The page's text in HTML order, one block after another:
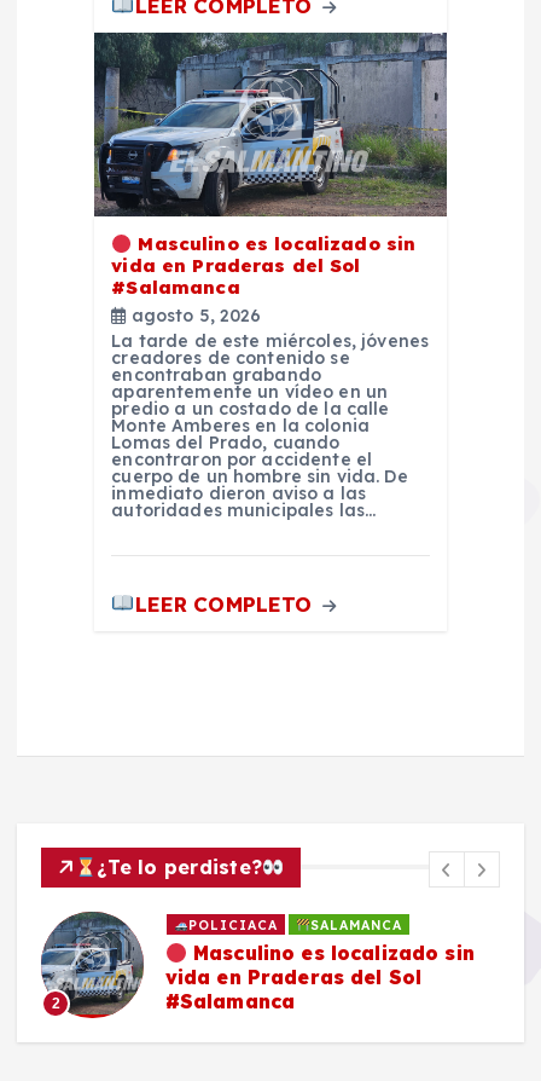
LEER COMPLETO
Masculino es localizado sin
vida en Praderas del Sol
#Salamanca
agosto 5, 2026
La tarde de este miércoles, jóvenes
creadores de contenido se
encontraban grabando
aparentemente un vídeo en un
predio a un costado de la calle
Monte Amberes en la colonia
Lomas del Prado, cuando
encontraron por accidente el
cuerpo de un hombre sin vida. De
inmediato dieron aviso a las
autoridades municipales las…
LEER COMPLETO
¿Te lo perdiste?
2
POLICIACA SALAMANCA
Masculino es localizado sin
vida en Praderas del Sol
#Salamanca